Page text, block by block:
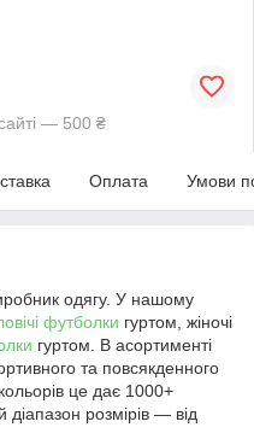
— 500 ₴
Оплата Умови
одягу. У нашому
футболки гуртом, жіночі
гуртом. В асортименті
та повсякденного
це дає 1000+
розмірів — від